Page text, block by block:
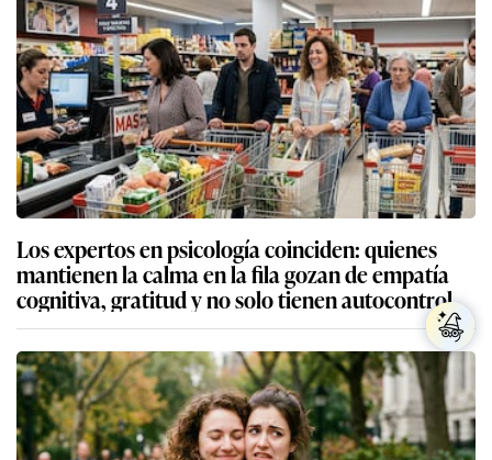
Los expertos en psicología coinciden: quienes
mantienen la calma en la fila gozan de empatía
cognitiva, gratitud y no solo tienen autocontrol